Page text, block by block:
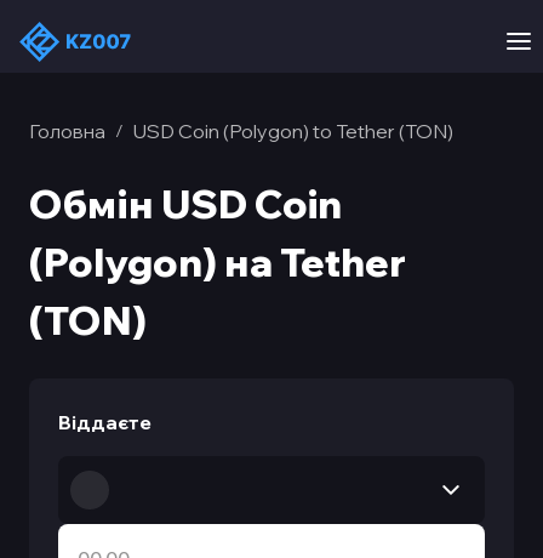
Головна / USD Coin (Polygon) to Tether (TON)
Обмін USD Coin
(Polygon) на Tether
(TON)
Віддаєте